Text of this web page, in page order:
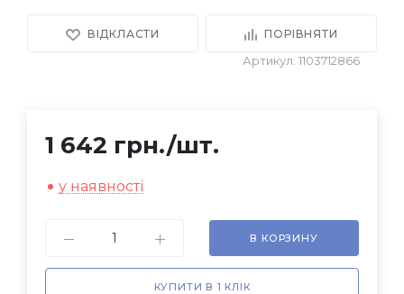
ВІДКЛАСТИ ПОРІВНЯТИ
Артикул: 1103712866
1 642 грн./шт.
у наявності
В КОРЗИНУ
КУПИТИ В 1 КЛІК